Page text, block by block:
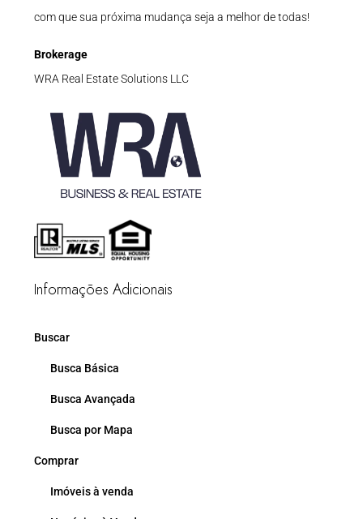
com que sua próxima mudança seja a melhor de todas!
Brokerage
WRA Real Estate Solutions LLC
Informações Adicionais
Buscar
Busca Básica
Busca Avançada
Busca por Mapa
Comprar
Imóveis à venda